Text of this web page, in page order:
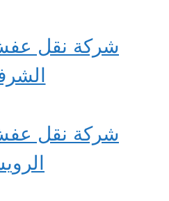
شركة نقل
شركة نقل